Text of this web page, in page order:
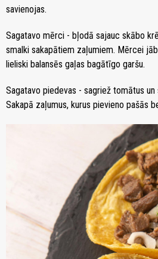
savienojas.
Sagatavo mērci - bļodā sajauc skābo
smalki sakapātiem zaļumiem. Mērcei
lieliski balansēs gaļas bagātīgo garšu.
Sagatavo piedevas - sagriež tomātus un
Sakapā zaļumus, kurus pievieno pašās